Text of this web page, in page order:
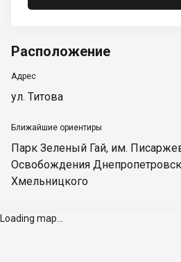
Расположение
Адрес
ул. Титова
Ближайшие ориентиры
Парк Зеленый Гай, им.
Освобождения
Хмельницкого
Loading map...